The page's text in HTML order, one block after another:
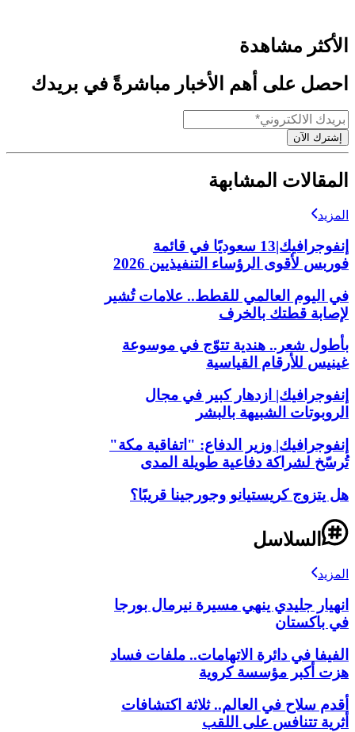
الأكثر مشاهدة
احصل على أهم الأخبار مباشرةً في بريدك
إشترك الآن
المقالات المشابهة
المزيد
إنفوجرافيك|13 سعوديًا في قائمة
فوربس لأقوى الرؤساء التنفيذيين 2026
في اليوم العالمي للقطط.. علامات تُشير
لإصابة قطتك بالخرف
بأطول شعر.. هندية تتوّج في موسوعة
غينيس للأرقام القياسية
إنفوجرافيك| ازدهار كبير في مجال
الروبوتات الشبيهة بالبشر
إنفوجرافيك| وزير الدفاع: "اتفاقية مكة"
تُرسّخ لشراكة دفاعية طويلة المدى
هل يتزوج كريستيانو وجورجينا قريبًا؟
السلاسل
المزيد
انهيار جليدي ينهي مسيرة نيرمال بورجا
في باكستان
الفيفا في دائرة الاتهامات.. ملفات فساد
هزت أكبر مؤسسة كروية
أقدم سلاح في العالم.. ثلاثة اكتشافات
أثرية تتنافس على اللقب